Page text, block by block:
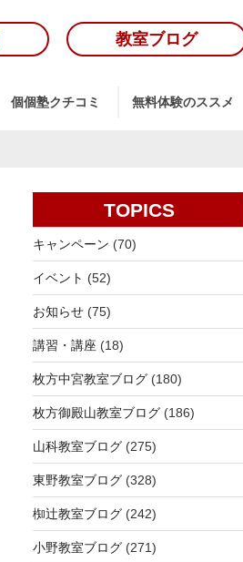
教室ブログ
個個塾クチコミ 無料体験のススメ
TOPICS
キャンペーン (70)
イベント (52)
お知らせ(75)
講習・講座 (18)
枚方中宮教室ブログ(180)
枚方御殿山教室ブログ(186)
山科教室ブログ(275)
東野教室ブログ(328)
椥辻教室ブログ(242)
小野教室ブログ(271)